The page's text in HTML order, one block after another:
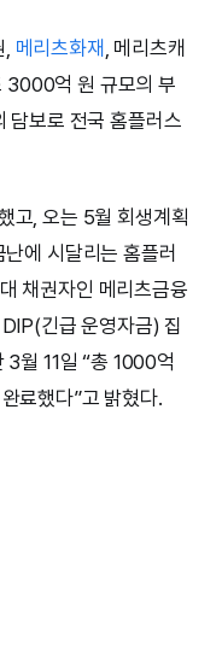
, 메리츠화재 , 메리츠캐
3000억 원 규모의 부
담보로 전국 홈플러스
고, 오는 5월 회생계획
에 시달리는 홈플러
채권자인 메리츠금융
긴급 운영자금) 집
월 11일 “총 1000억
료했다”고 밝혔다.